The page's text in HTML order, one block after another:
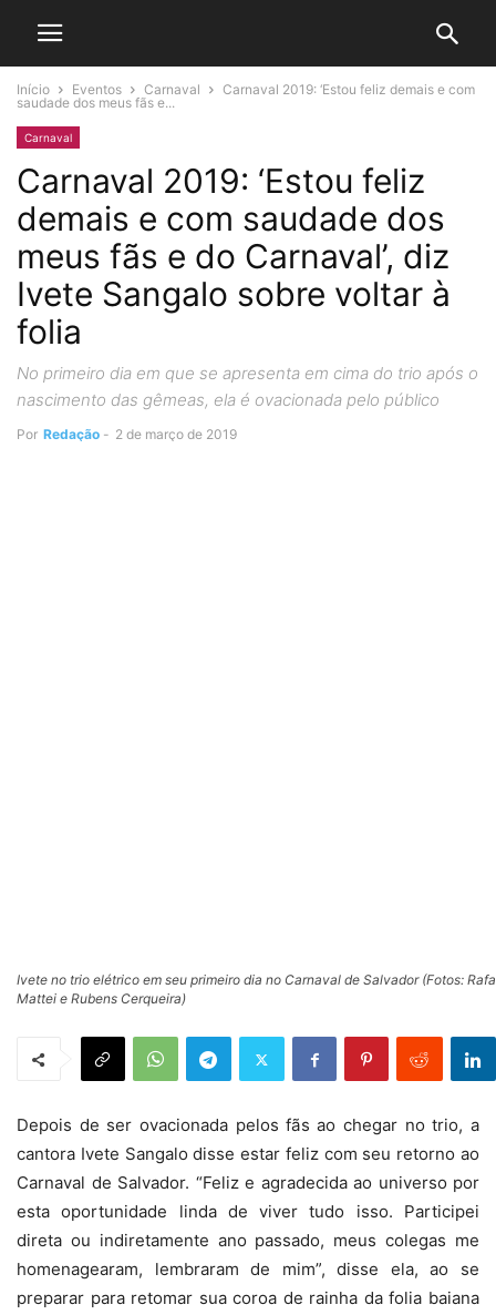
Início Eventos Carnaval
Carnaval 2019: ‘Estou feliz demais e com
saudade dos meus fãs e...
Carnaval
Carnaval 2019: ‘Estou feliz
demais e com saudade dos
meus fãs e do Carnaval’, diz
Ivete Sangalo sobre voltar à
folia
No primeiro dia em que se apresenta em cima do trio após o
nascimento das gêmeas, ela é ovacionada pelo público
Por Redação - 2 de março de 2019
Ivete no trio elétrico em seu primeiro dia no Carnaval de Salvador (Fotos: Rafa
Mattei e Rubens Cerqueira)
Depois de ser ovacionada pelos fãs ao chegar no trio, a
cantora Ivete Sangalo disse estar feliz com seu retorno ao
Carnaval de Salvador. “Feliz e agradecida ao universo por
esta oportunidade linda de viver tudo isso. Participei
direta ou indiretamente ano passado, meus colegas me
homenagearam, lembraram de mim”, disse ela, ao se
preparar para retomar sua coroa de rainha da folia baiana